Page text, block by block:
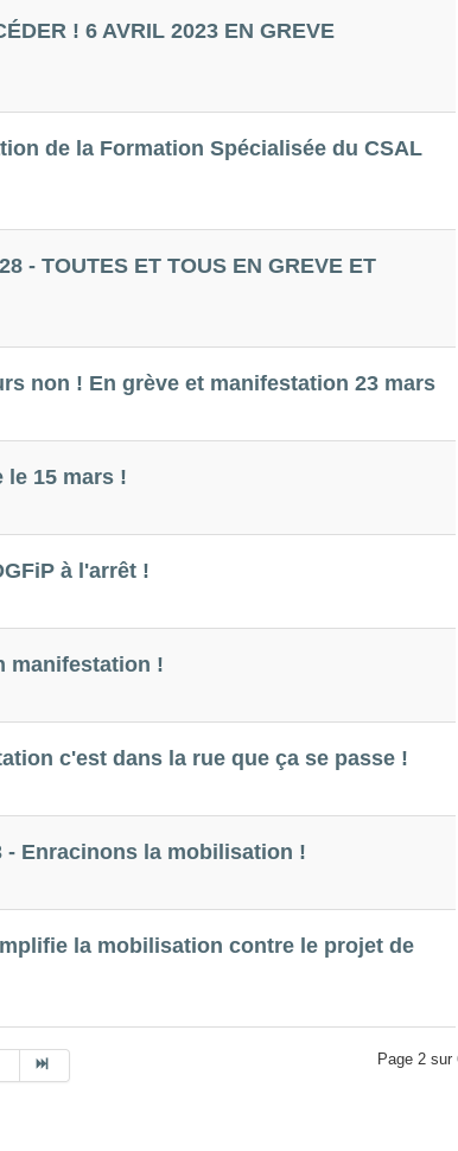
! 6 AVRIL 2023 EN GREVE
de la Formation Spécialisée du CSAL
- TOUTES ET TOUS EN GREVE ET
non ! En grève et manifestation 23 mars
le 15 mars !
à l'arrêt !
manifestation !
c'est dans la rue que ça se passe !
- Enracinons la mobilisation !
la mobilisation contre le projet de
Page 2 sur